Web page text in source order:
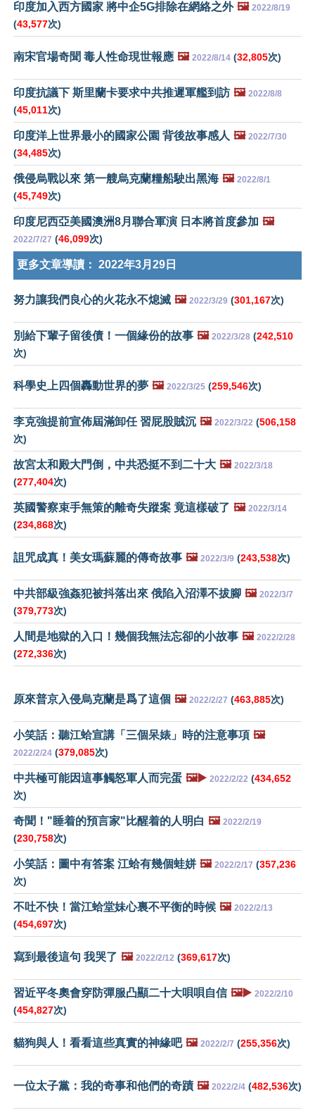
印度加入西方國家 將中企5G排除在網絡之外 🖼️ 2022/8/19
(43,577次)
南宋官場奇聞 毒人性命現世報應 🖼️ 2022/8/14 (32,805次)
印度抗議下 斯里蘭卡要求中共推遲軍艦到訪 🖼️ 2022/8/8
(45,011次)
印度洋上世界最小的國家公園 背後故事感人 🖼️ 2022/7/30
(34,485次)
俄侵烏戰以來 第一艘烏克蘭糧船駛出黑海 🖼️ 2022/8/1
(45,749次)
印度尼西亞美國澳洲8月聯合軍演 日本將首度參加 🖼️
2022/7/27 (46,099次)
更多文章導讀： 2022年3月29日
努力讓我們良心的火花永不熄滅 🖼️ 2022/3/29 (301,167次)
別給下輩子留後債！一個緣份的故事 🖼️ 2022/3/28 (242,510
次)
科學史上四個轟動世界的夢 🖼️ 2022/3/25 (259,546次)
李克強提前宣佈屆滿卸任 習屁股賊沉 🖼️ 2022/3/22 (506,158
次)
故宮太和殿大門倒，中共恐挺不到二十大 🖼️ 2022/3/18
(277,404次)
英國警察束手無策的離奇失蹤案 竟這樣破了 🖼️ 2022/3/14
(234,868次)
詛咒成真！美女瑪蘇麗的傳奇故事 🖼️ 2022/3/9 (243,538次)
中共部級強姦犯被抖落出來 俄陷入沼澤不拔腳 🖼️ 2022/3/7
(379,773次)
人間是地獄的入口！幾個我無法忘卻的小故事 🖼️ 2022/2/28
(272,336次)
原來普京入侵烏克蘭是爲了這個 🖼️ 2022/2/27 (463,885次)
小笑話：聽江蛤宣講「三個呆婊」時的注意事項 🖼️
2022/2/24 (379,085次)
中共極可能因這事觸怒軍人而完蛋 🖼️▶️ 2022/2/22 (434,652
次)
奇聞！"睡着的預言家"比醒着的人明白 🖼️ 2022/2/19
(230,758次)
小笑話：圖中有答案 江蛤有幾個蛙姘 🖼️ 2022/2/17 (357,236
次)
不吐不快！當江蛤堂妹心裏不平衡的時候 🖼️ 2022/2/13
(454,697次)
寫到最後這句 我哭了 🖼️ 2022/2/12 (369,617次)
習近平冬奧會穿防彈服凸顯二十大唄唄自信 🖼️▶️ 2022/2/10
(454,827次)
貓狗與人！看看這些真實的神緣吧 🖼️ 2022/2/7 (255,356次)
一位太子黨：我的奇事和他們的奇蹟 🖼️ 2022/2/4 (482,536次)